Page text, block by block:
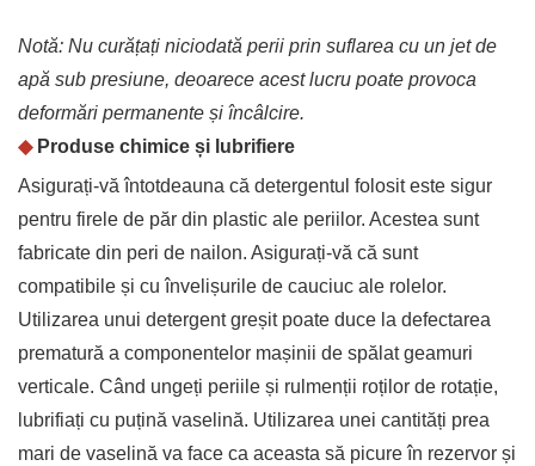
Notă: Nu curățați niciodată perii prin suflarea cu un jet de
apă sub presiune, deoarece acest lucru poate provoca
deformări permanente și încâlcire.
◆Produse chimice și lubrifiere
Asigurați-vă întotdeauna că detergentul folosit este sigur
pentru firele de păr din plastic ale periilor. Acestea sunt
fabricate din peri de nailon. Asigurați-vă că sunt
compatibile și cu învelișurile de cauciuc ale rolelor.
Utilizarea unui detergent greșit poate duce la defectarea
prematură a componentelor mașinii de spălat geamuri
verticale. Când ungeți periile și rulmenții roților de rotație,
lubrifiați cu puțină vaselină. Utilizarea unei cantități prea
mari de vaselină va face ca aceasta să picure în rezervor și